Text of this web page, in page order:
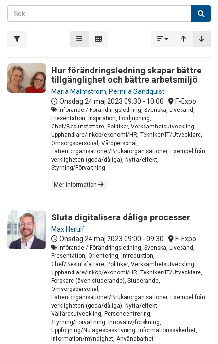
Hur förändringsledning skapar bättre
tillgänglighet och bättre arbetsmiljö
Maria Malmström, Pernilla Sandquist
Onsdag 24 maj 2023 09:30 - 10:00 F-Expo
Införande / Förändringsledning, Svenska, Livesänd,
Presentation, Inspiration, Fördjupning,
Chef/Beslutsfattare, Politiker, Verksamhetsutveckling,
Upphandlare/inköp/ekonomi/HR, Tekniker/IT/Utvecklare,
Omsorgspersonal, Vårdpersonal,
Patientorganisationer/Brukarorganisationer, Exempel från
verkligheten (goda/dåliga), Nytta/effekt,
Styrning/Förvaltning
Mer information
Sluta digitalisera dåliga processer
Max Herulf
Onsdag 24 maj 2023 09:00 - 09:30 F-Expo
Införande / Förändringsledning, Svenska, Livesänd,
Presentation, Orientering, Introduktion,
Chef/Beslutsfattare, Politiker, Verksamhetsutveckling,
Upphandlare/inköp/ekonomi/HR, Tekniker/IT/Utvecklare,
Forskare (även studerande), Studerande,
Omsorgspersonal,
Patientorganisationer/Brukarorganisationer, Exempel från
verkligheten (goda/dåliga), Nytta/effekt,
Välfärdsutveckling, Personcentrering,
Styrning/Förvaltning, Innovativ/forskning,
Uppföljning/Nulägesbeskrivning, Informationssäkerhet,
Information/myndighet, Användbarhet